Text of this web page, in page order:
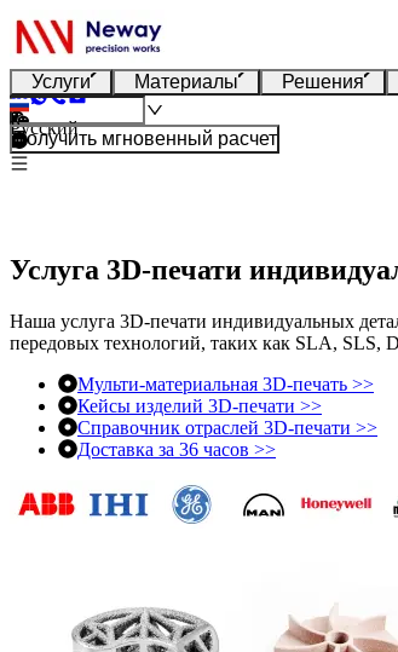
Услуги Материалы Решения
Русский
Получить мгновенный расчет
Услуга 3D-печати
Наша услуга 3D-печати индивидуальных
передовых технологий, таких как SLA, SLS,
Мульти-материальная 3D-печать >>
Кейсы изделий 3D-печати >>
Справочник отраслей 3D-печати >>
Доставка за 36 часов >>